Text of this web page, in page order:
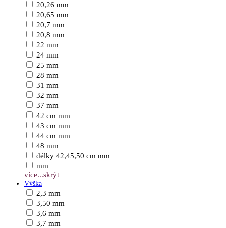
20,26 mm
20,65 mm
20,7 mm
20,8 mm
22 mm
24 mm
25 mm
28 mm
31 mm
32 mm
37 mm
42 cm mm
43 cm mm
44 cm mm
48 mm
délky 42,45,50 cm mm
mm
více...skrýt
Výška
2,3 mm
3,50 mm
3,6 mm
3,7 mm